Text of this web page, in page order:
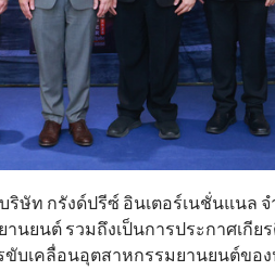
บริษัท กรังด์ปรีซ์ อินเตอร์เนชั่นแนล
ยนต์ รวมถึงเป็นการประกาศเกี
เคลื่อนอุตสาหกรรมยานยนต์ของ